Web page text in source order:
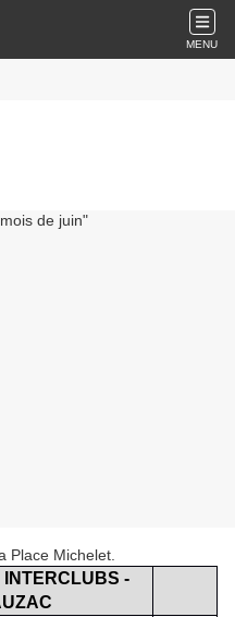
MENU
Place Michelet.
INTERCLUBS -